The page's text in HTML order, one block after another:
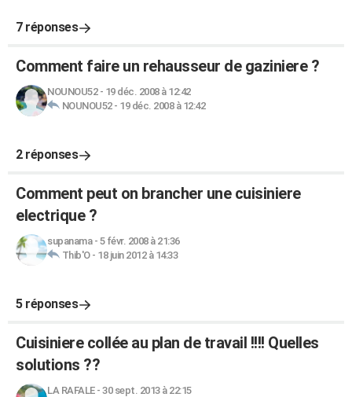
7 réponses
Comment faire un rehausseur de gaziniere ?
NOUNOU52- 19 déc. 2008 à 12:42
NOUNOU52- 19 déc. 2008 à 12:42
2 réponses
Comment peut on brancher une cuisiniere
electrique ?
supanama- 5 févr. 2008 à 21:36
Thib'O- 18 juin 2012 à 14:33
5 réponses
Cuisiniere collée au plan de travail !!!! Quelles
solutions ??
LA RAFALE- 30 sept. 2013 à 22:15